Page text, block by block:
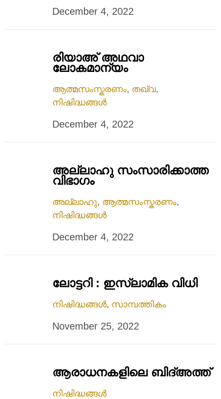
December 4, 2022
രിയാഅ് അഥവാ
ലോകമാന്യം
ആത്മസംസ്കരണം, തഖ്‌വ,
നിഷിദ്ധങ്ങൾ
December 4, 2022
അല്ലാഹു സംസാരിക്കാത്ത
വിഭാഗം
അല്ലാഹു, ആത്മസംസ്കരണം,
നിഷിദ്ധങ്ങൾ
December 4, 2022
ലോട്ടറി : ഇസ്ലാമിക വിധി
നിഷിദ്ധങ്ങൾ, സാമ്പത്തികം
November 25, 2022
ആരാധനകളിലെ ബിദ്അത്ത്
നിഷിദ്ധങ്ങൾ